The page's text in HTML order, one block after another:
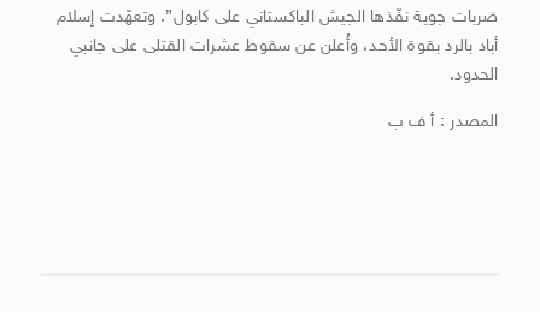
ضربات جوية نفّذها الجيش الباكستاني على كابول”. وتعهّدت إسلام
أباد بالرد بقوة الأحد، وأُعلن عن سقوط عشرات القتلى على جانبي
الحدود.
المصدر : أ ف ب